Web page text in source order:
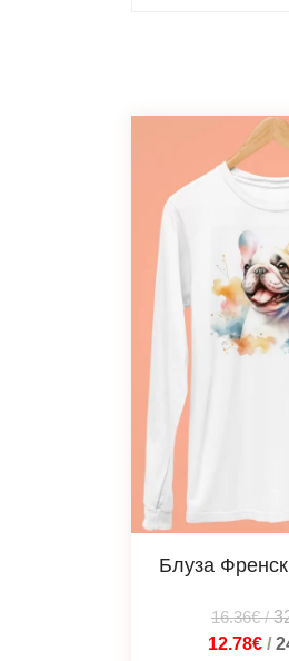
Блуза
16.36€/
12.78€/